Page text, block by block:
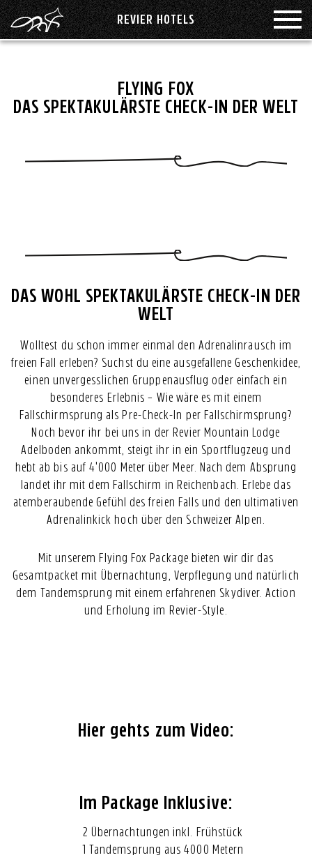
REVIER HOTELS
KAPRUN
GLOBAL ROLLOUT
VERMIETUNG
FLYING FOX
DAS SPEKTAKULÄRSTE CHECK-IN DER WELT
DAS WOHL SPEKTAKULÄRSTE CHECK-IN DER
WELT
Wolltest du schon immer einmal den Adrenalinrausch im
freien Fall erleben? Suchst du eine ausgefallene Geschenkidee,
einen unvergesslichen Gruppenausflug oder einfach ein
besonderes Erlebnis – Wie wäre es mit einem
Fallschirmsprung als Pre-Check-In per Fallschirmsprung?
Noch bevor ihr bei uns in der Revier Mountain Lodge
Adelboden ankommt, steigt ihr in ein Sportflugzeug und
hebt ab bis auf 4'000 Meter über Meer. Nach dem Absprung
landet ihr mit dem Fallschirm in Reichenbach. Erlebe das
atemberaubende Gefühl des freien Falls und den ultimativen
Adrenalinkick hoch über den Schweizer Alpen.
Mit unserem Flying Fox Package bieten wir dir das
Gesamtpacket mit Übernachtung, Verpflegung und natürlich
dem Tandemsprung mit einem erfahrenen Skydiver. Action
und Erholung im Revier-Style.
Hier gehts zum Video:
Im Package Inklusive:
2 Übernachtungen inkl. Frühstück
1 Tandemsprung aus 4000 Metern